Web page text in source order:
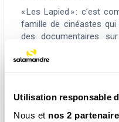
Utilisation responsable
Nous et nos 2
« Les Lapied » : c’est
famille de cinéastes
des documentaires
sauvages qui vivent
aigles, bouquetins…
vie de bouquetin, de sa